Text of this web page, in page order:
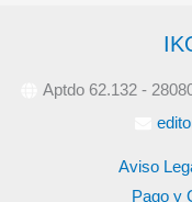
Aptdo 62.132 -
Aviso
Pago y